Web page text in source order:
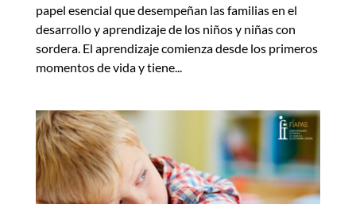
papel esencial que desempeñan las familias en el
desarrollo y aprendizaje de los niños y niñas con
sordera. El aprendizaje comienza desde los primeros
momentos de vida y tiene...